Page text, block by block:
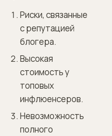
Риски, связанные
с репутацией
блогера.
Высокая
стоимость у
топовых
инфлюенсеров.
Невозможность
полного